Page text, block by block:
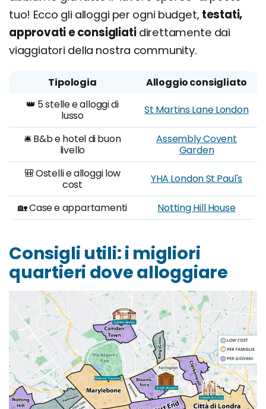
tuo! Ecco gli alloggi per ogni budget, testati,
approvati e consigliatidirettamente dai
viaggiatori della nostra community.
Tipologia
Alloggio consigliato
👑 5 stelle e alloggi di
lusso
St Martins Lane London
🛎️ B&b e hotel di buon
livello
Assembly Covent
Garden
🎒 Ostelli e alloggi low
cost
YHA London St Paul's
🏡 Case e appartamenti Notting Hill House
Consigli utili: i migliori
quartieri dove alloggiare